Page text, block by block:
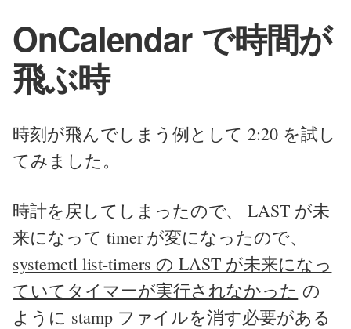
OnCalendar で時間が
飛ぶ時
時刻が飛んでしまう例として 2:20 を試し
てみました。
時計を戻してしまったので、 LAST が未
来になって timer が変になったので、
systemctl list-timers の LAST が未来になっ
ていてタイマーが実行されなかった の
ように stamp ファイルを消す必要がある